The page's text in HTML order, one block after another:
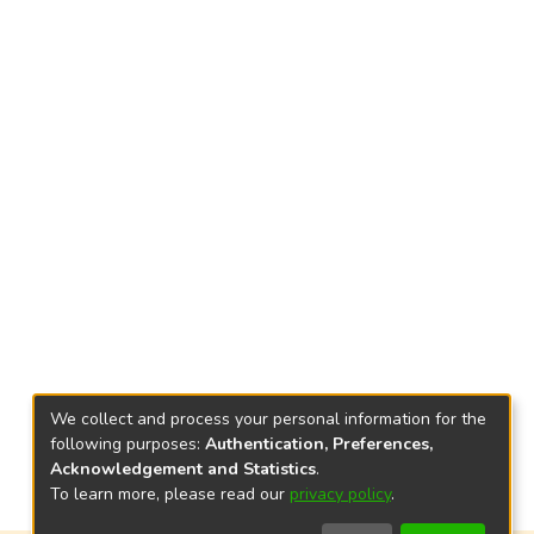
We collect and process your personal information for the
following purposes: Authentication, Preferences,
Acknowledgement and Statistics.
To learn more, please read our privacy policy.